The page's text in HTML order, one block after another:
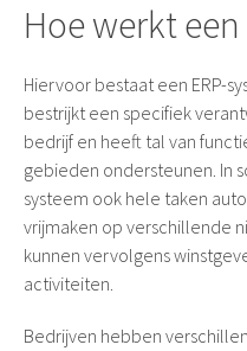
Hoe werkt een
Hiervoor bestaat een ERP-
bestrijkt een specifiek
bedrijf en heeft tal van
gebieden ondersteunen. In
systeem ook hele taken
vrijmaken op verschillende
kunnen vervolgens
activiteiten.
Bedrijven hebben